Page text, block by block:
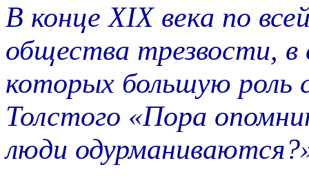
В конце XIX века по
общества трезвости, в
которых большую
Толстого «Пора
люди